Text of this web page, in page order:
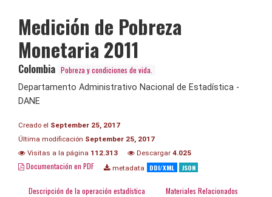
Medición de Pobreza
Monetaria 2011
Colombia Pobreza y condiciones de vida.
Departamento Administrativo Nacional de Estadística -
DANE
Creado el September 25, 2017
Última modificación September 25, 2017
Visitas a la página 112.313 Descargar 4.025
Documentación en PDF metadata DDI/XML JSON
Descripción de la operación estadística Materiales Relacionados